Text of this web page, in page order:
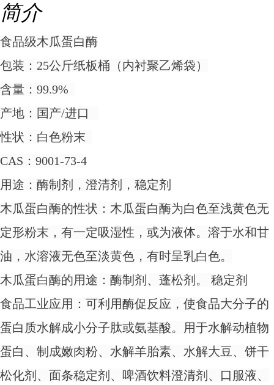
简介
食品级木瓜蛋白酶
包装：25公斤纸板桶（内衬聚乙烯袋）
含量：99.9%
产地：国产/进口
性状：白色粉末
CAS：9001-73-4
用途：酶制剂，澄清剂，稳定剂
木瓜蛋白酶的性状：木瓜蛋白酶为白色至浅黄色无
定形粉末，有一定吸湿性，或为液体。溶于水和甘
油，水溶液无色至淡黄色，有时呈乳白色。
木瓜蛋白酶的用途：酶制剂、蓬松剂。 稳定剂
食品工业应用：可利用酶促反应，使食品大分子的
蛋白质水解成小分子肽或氨基酸。用于水解动植物
蛋白、制成嫩肉粉、水解羊胎素、水解大豆、饼干
松化剂、面条稳定剂、啤酒饮料澄清剂、口服液、